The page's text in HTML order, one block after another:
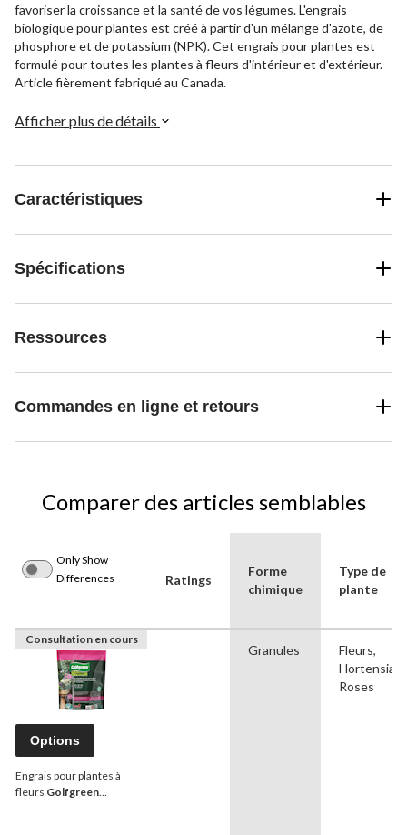
favoriser la croissance et la santé de vos légumes. L'engrais
biologique pour plantes est créé à partir d'un mélange d'azote, de
phosphore et de potassium (NPK). Cet engrais pour plantes est
formulé pour toutes les plantes à fleurs d'intérieur et d'extérieur.
Article fièrement fabriqué au Canada.
Afficher plus de détails
Caractéristiques
Spécifications
Ressources
Commandes en ligne et retours
Comparer des articles semblables
Only Show
Differences
Ratings
Forme
chimique
Type de
plante
Consultation en cours
Options
Engrais pour plantes à
fleurs Golfgreen
Granules
Fleurs,
Hortensia,
Roses